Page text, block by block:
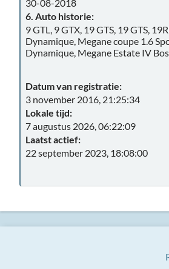
30-08-2018
6. Auto historie:
9 GTL, 9 GTX, 19 GTS, 19 GTS,
Dynamique, Megane coupe 1.6
Dynamique, Megane Estate IV
Datum van registratie:
3 november 2016, 21:25:34
Lokale tijd:
7 augustus 2026, 06:22:09
Laatst actief:
22 september 2023, 18:08:00